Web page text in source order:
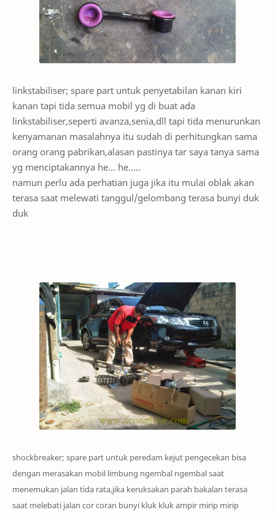
linkstabiliser; spare part untuk penyetabilan kanan kiri
kanan tapi tida semua mobil yg di buat ada
linkstabiliser,seperti avanza,senia,dll tapi tida menurunkan
kenyamanan masalahnya itu sudah di perhitungkan sama
orang orang pabrikan,alasan pastinya tar saya tanya sama
yg menciptakannya he... he.....
namun perlu ada perhatian juga jika itu mulai oblak akan
terasa saat melewati tanggul/gelombang terasa bunyi duk
duk
shockbreaker; spare part untuk peredam kejut pengecekan bisa
dengan merasakan mobil limbung ngembal ngembal saat
menemukan jalan tida rata,jika keruksakan parah bakalan terasa
saat melebati jalan cor coran bunyi kluk kluk ampir mirip mirip